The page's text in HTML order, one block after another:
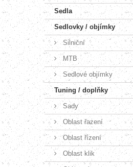
Sedla
Sedlovky / objímky
Silniční
MTB
Sedlové objímky
Tuning / doplňky
Sady
Oblast řazení
Oblast řízení
Oblast klik